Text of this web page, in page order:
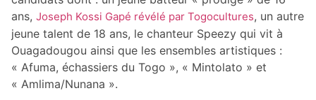
ans, Joseph Kossi Gapé révélé par Togocultures, un autre
jeune talent de 18 ans, le chanteur Speezy qui vit à
Ouagadougou ainsi que les ensembles artistiques :
« Afuma, échassiers du Togo », « Mintolato » et
« Amlima/Nunana ».